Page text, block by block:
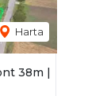
Harta
38m |